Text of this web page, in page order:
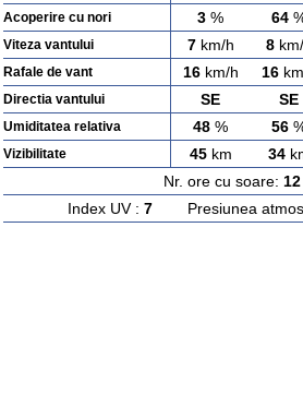
Acoperire cu nori 3 % 64
Viteza vantului 7km/h 8
Rafale de vant 16km/h 16
Directia vantului SE SE
Umiditatea relativa 48 % 56
Vizibilitate 45km 34
Nr. ore cu soare: 12
Index UV : 7Presiunea